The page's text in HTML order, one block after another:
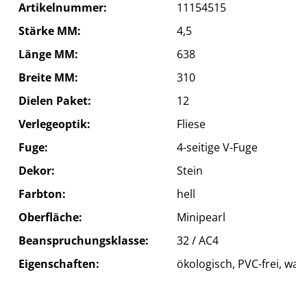
Artikelnummer
11154515
Stärke MM
4,5
Länge MM
638
Breite MM
310
Dielen Paket
12
Verlegeoptik
Fliese
Fuge
4-seitige V-Fuge
Dekor
Stein
Farbton
hell
Oberfläche
Minipearl
Beanspruchungsklasse
32 / AC4
Eigenschaften
ökologisch, PVC-frei,